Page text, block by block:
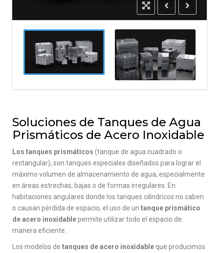
Soluciones de Tanques de Agua
Prismáticos de Acero Inoxidable
Los tanques prismáticos (tanque de agua cuadrado o
rectangular); son tanques especiales diseñados para lograr el
máximo volumen de almacenamiento de agua, especialmente
en áreas estrechas, bajas o de formas irregulares. En
habitaciones angulares donde los tanques cilíndricos no caben
o causan pérdida de espacio, el uso de un tanque prismático
de acero inoxidablepermite utilizar todo el espacio de
manera eficiente.
Los modelos de tanques de acero inoxidable que producimos